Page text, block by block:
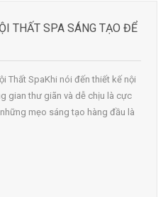
THẤT SPA SÁNG TẠO ĐỂ
Thất SpaKhi nói đến thiết kế nội
gian thư giãn và dễ chịu là cực
mẹo sáng tạo hàng đầu là